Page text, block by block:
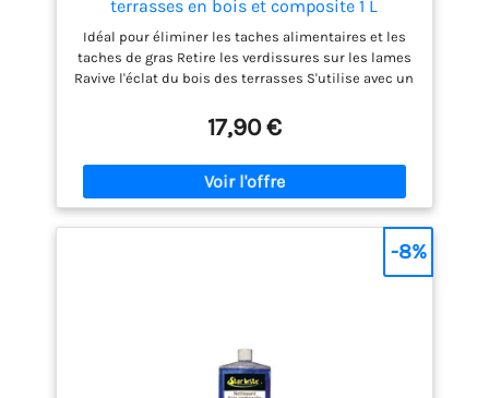
terrasses en bois et composite 1 L
Idéal pour éliminer les taches alimentaires et les
taches de gras Retire les verdissures sur les lames
Ravive l'éclat du bois des terrasses S'utilise avec un
ou nettoyage manuel S'utilise sur terrasses,
planchers, caillebotis...
17,90 €
-8%